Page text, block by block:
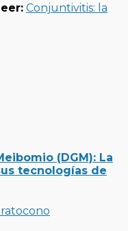
Conjuntivitis: la
(DGM): La
tecnologías de